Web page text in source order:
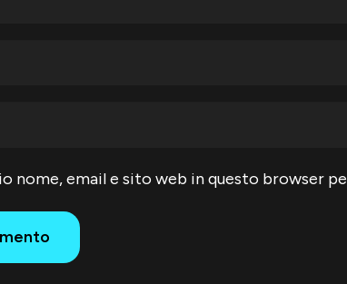
nome, email e sito web in questo browser